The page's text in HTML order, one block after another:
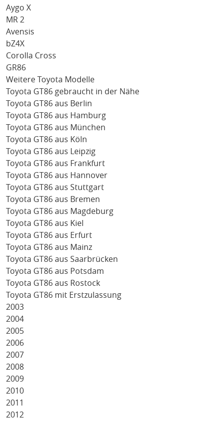
Aygo X
MR 2
Avensis
bZ4X
Corolla Cross
GR86
Weitere Toyota Modelle
Toyota GT86 gebraucht in der Nähe
Toyota GT86 aus Berlin
Toyota GT86 aus Hamburg
Toyota GT86 aus München
Toyota GT86 aus Köln
Toyota GT86 aus Leipzig
Toyota GT86 aus Frankfurt
Toyota GT86 aus Hannover
Toyota GT86 aus Stuttgart
Toyota GT86 aus Bremen
Toyota GT86 aus Magdeburg
Toyota GT86 aus Kiel
Toyota GT86 aus Erfurt
Toyota GT86 aus Mainz
Toyota GT86 aus Saarbrücken
Toyota GT86 aus Potsdam
Toyota GT86 aus Rostock
Toyota GT86 mit Erstzulassung
2003
2004
2005
2006
2007
2008
2009
2010
2011
2012